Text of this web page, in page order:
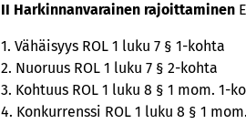
II Harkinnanvarainen rajoittaminen
1. Vähäisyys ROL 1 luku 7 § 1-kohta
2. Nuoruus ROL 1 luku 7 § 2-kohta
3. Kohtuus ROL 1 luku 8 § 1 mom. 1-
4. Konkurrenssi ROL 1 luku 8 § 1